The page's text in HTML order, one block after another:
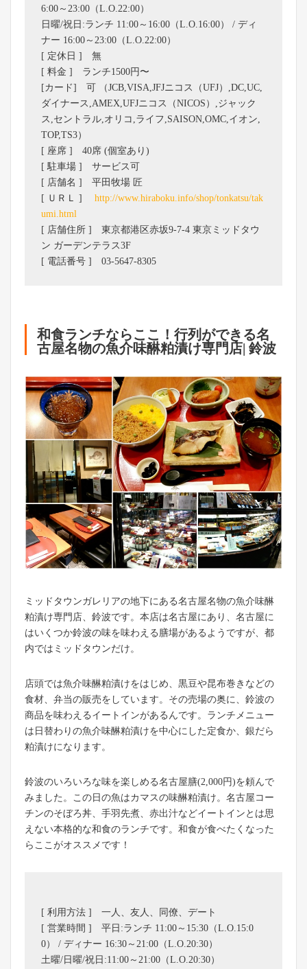
6:00～23:00（L.O.22:00）
日曜/祝日:ランチ 11:00～16:00（L.O.16:00） / ディ
ナー 16:00～23:00（L.O.22:00）
[ 定休日 ] 無
[ 料金 ] ランチ1500円〜
[カード] 可 （JCB,VISA,JFJニコス（UFJ）,DC,UC,
ダイナース,AMEX,UFJニコス（NICOS）,ジャック
ス,セントラル,オリコ,ライフ,SAISON,OMC,イオン,
TOP,TS3）
[ 座席 ] 40席 (個室あり)
[ 駐車場 ] サービス可
[ 店舗名 ] 平田牧場 匠
[ ＵＲＬ ] http://www.hiraboku.info/shop/tonkatsu/tak
umi.html
[ 店舗住所 ] 東京都港区赤坂9-7-4 東京ミッドタウ
ン ガーデンテラス3F
[ 電話番号 ] 03-5647-8305
和食ランチならここ！行列ができる名
古屋名物の魚介味醂粕漬け専門店| 鈴波
ミッドタウンガレリアの地下にある名古屋名物の魚介味醂
粕漬け専門店、鈴波です。本店は名古屋にあり、名古屋に
はいくつか鈴波の味を味わえる膳場があるようですが、都
内ではミッドタウンだけ。
店頭では魚介味醂粕漬けをはじめ、黒豆や昆布巻きなどの
食材、弁当の販売をしています。その売場の奥に、鈴波の
商品を味わえるイートインがあるんです。ランチメニュー
は日替わりの魚介味醂粕漬けを中心にした定食か、銀だら
粕漬けになります。
鈴波のいろいろな味を楽しめる名古屋膳(2,000円)を頼んで
みました。この日の魚はカマスの味醂粕漬け。名古屋コー
チンのそぼろ丼、手羽先煮、赤出汁などイートインとは思
えない本格的な和食のランチです。和食が食べたくなった
らここがオススメです！
[ 利用方法 ] 一人、友人、同僚、デート
[ 営業時間 ] 平日:ランチ 11:00～15:30（L.O.15:0
0） / ディナー 16:30～21:00（L.O.20:30）
土曜/日曜/祝日:11:00～21:00（L.O.20:30）